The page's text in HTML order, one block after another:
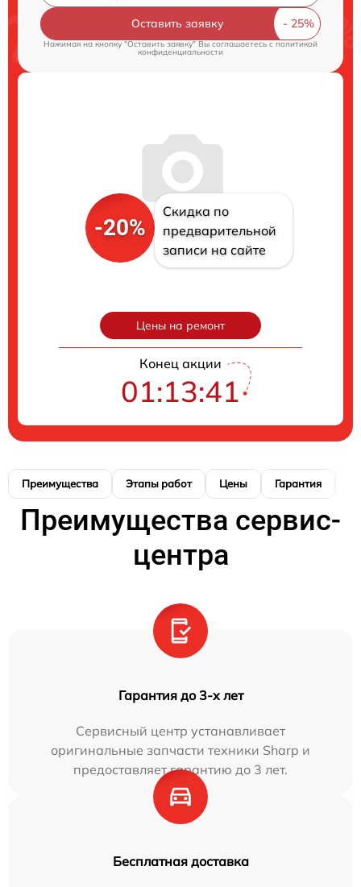
Оставить заявку
Нажимая на кнопку "Оставить заявку" Вы соглашаетесь cполитикой
конфиденциальности
-20%
Скидка по
предварительной
записи на сайте
Цены на ремонт
Конец акции
01:13:40
Преимущества Этапы работ Цены Гарантия
Преимущества сервис-
центра
Гарантия до 3-х лет
Сервисный центр устанавливает
оригинальные запчасти техники Sharp и
предоставляет гарантию до 3 лет.
Бесплатная доставка